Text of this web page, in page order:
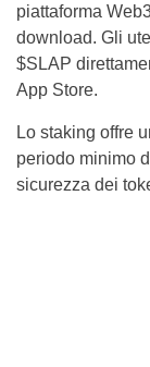
piattaforma
download. Gli
$SLAP
App Store.
Lo staking offre
periodo minimo
sicurezza dei